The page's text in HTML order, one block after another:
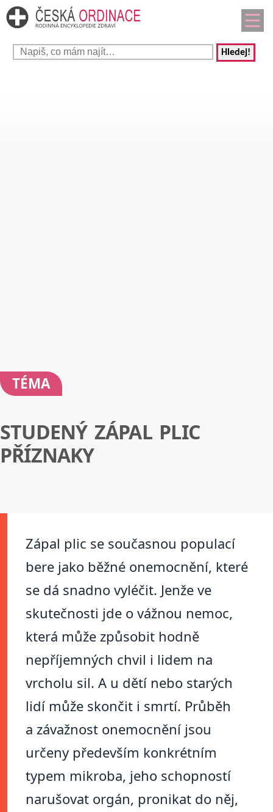
Hledej!
TÉMA
STUDENÝ ZÁPAL PLIC
PŘÍZNAKY
Zápal plic se současnou populací
bere jako běžné onemocnění, které
se dá snadno vyléčit. Jenže ve
skutečnosti jde o vážnou nemoc,
která může způsobit hodně
nepříjemných chvil i lidem na
vrcholu sil. A u dětí nebo starých
lidí může skončit i smrtí. Průběh
a závažnost onemocnění jsou
určeny především konkrétním
typem mikroba, jeho schopností
narušovat orgán, pronikat do něj,